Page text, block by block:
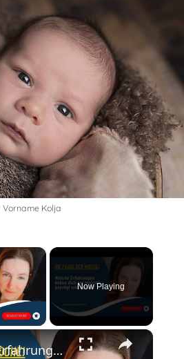
Kolja
×
Video
Now Playing
×
Welche Erfahrungen haben dich am meisten geprägt?